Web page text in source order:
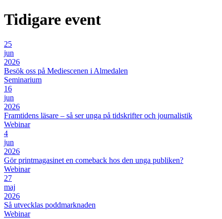
Tidigare event
25
jun
2026
Besök oss på Mediescenen i Almedalen
Seminarium
16
jun
2026
Framtidens läsare – så ser unga på tidskrifter och journalistik
Webinar
4
jun
2026
Gör printmagasinet en comeback hos den unga publiken?
Webinar
27
maj
2026
Så utvecklas poddmarknaden
Webinar